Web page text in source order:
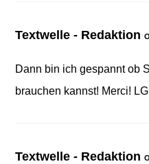
Textwelle - Redaktion
Dann bin ich gespannt ob
brauchen kannst! Merci!
Textwelle - Redaktion